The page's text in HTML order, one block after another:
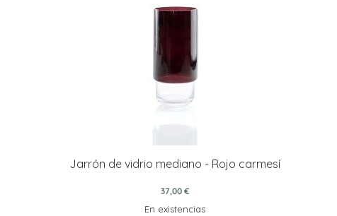
Jarrón de vidrio mediano - Rojo carmesí
37,00 €
En existencias